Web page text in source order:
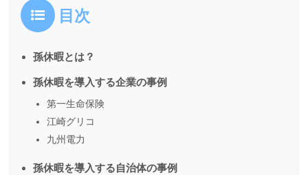
目次
孫休暇とは？
孫休暇を導入する企業の事例
第一生命保険
江崎グリコ
九州電力
孫休暇を導入する自治体の事例